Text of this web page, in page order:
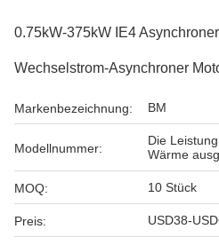
0.75kW-375kW IE4
Wechselstrom-Asynchroner
Markenbezeichnung: BM
Modellnummer:
Die
Wärme
MOQ: 10 Stück
Preis: USD38-